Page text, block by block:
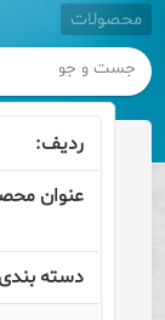
محصولات